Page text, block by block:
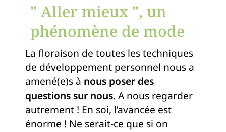
" Aller mieux ", un
phénomène de mode
La floraison de toutes les techniques
de développement personnel nous a
amené(e)s à nous poser des
questions sur nous. A nous regarder
autrement ! En soi, l’avancée est
énorme ! Ne serait-ce que si on